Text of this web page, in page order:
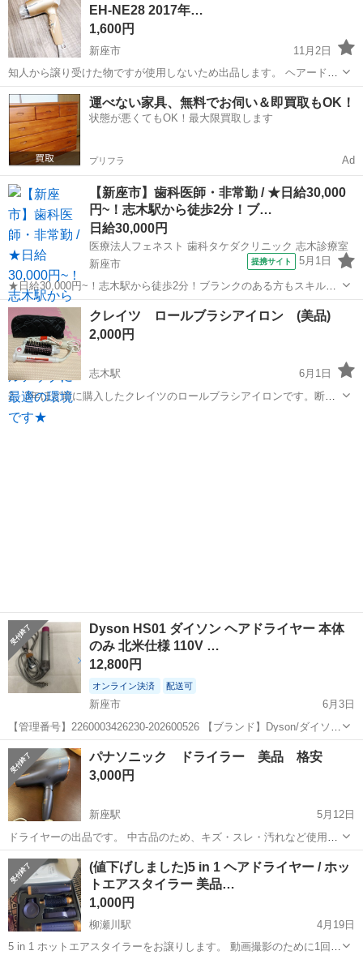
っておりません。 ...
EH-NE28 2017年…
1,600円
新座市
11月2日
知人から譲り受けた物ですが使用しないため出品します。 ヘアードラ
イヤーになります。 商品詳細に関してはメーカーHP等でご確認下さ
い。 使用や保管等に伴う傷みや汚れ等があります。 通電、動作確認済
み。 ...
埼玉 新座市 美容家電 ヘアードライヤー
運べない家具、無料でお伺い＆即買取もOK！
状態が悪くてもOK！最大限買取します
プリフラ Ad
【新座市】歯科医師・非常勤 / ★日給30,000
円~！志木駅から徒歩2分！ブ…
日給30,000円
医療法人フェネスト 歯科タケダクリニック 志木診療室
新座市
提携サイト 5月1日
★日給30,000円~！志木駅から徒歩2分！ブランクのある方もスキルア
ップに最適の環境です★ 日給： 30,000円~ アクセス：東上線 志木 徒
歩2分 オススメコメント ●日給30,000円~の高水準です。週1日~勤...
埼玉 新座市 その他
クレイツ ロールブラシアイロン (美品)
2,000円
志木駅
6月1日
2、3年ほど前に購入したクレイツのロールブラシアイロンです。断捨
離の為、出品します。 【購入時価格】1万円ぐらい 【傷などの状態】
埼玉
Dyson HS01 ダイソン ヘアドライヤー 本体
のみ 北米仕様 110V …
12,800円
オンライン決済 配送可
新座市
6月3日
【管理番号】2260003426230-202600526 【ブランド】Dyson/ダイソン
【アイテム】リビング家電 【型番】HS01 【対象】ユニセックス 【付
属品】 なし 【商品...
埼玉 新座市 美容家電 ダイソン
パナソニック ドライラー 美品 格安
3,000円
新座駅
5月12日
ドライヤーの出品です。 中古品のため、キズ・スレ・汚れなど使用感
があります。 まだ使用可能な状態です。 詳細は画像にてご確認くださ
い。 現状渡し、ノークレーム・ノーリターンでお願いいたします。 中
古品のため、キズ・スレ・汚...
埼玉 新座市 新座駅 美容家電 パナソニック
(値下げしました)5 in 1 ヘアドライヤー / ホッ
トエアスタイラー 美品…
1,000円
柳瀬川駅
4月19日
5 in 1 ホットエアスタイラーをお譲りします。 動画撮影のために1回だ